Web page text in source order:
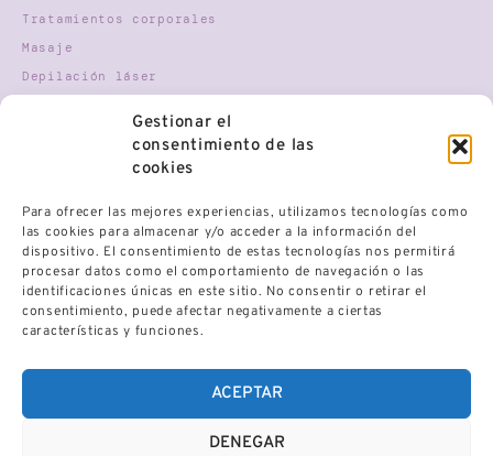
Gestionar el
consentimiento de las
cookies
Para ofrecer las mejores experiencias, utilizamos tecnologías como
las cookies para almacenar y/o acceder a la información del
dispositivo. El consentimiento de estas tecnologías nos permitirá
procesar datos como el comportamiento de navegación o las
identificaciones únicas en este sitio. No consentir o retirar el
consentimiento, puede afectar negativamente a ciertas
características y funciones.
ACEPTAR
DENEGAR
Tratamientos corporales
Masaje
Depilación láser
HORARIO
Lunes 9:30 AM - 21:00 PM
Martes 9:30 AM - 21:00 PM
Miércoles 9:30 AM - 21:00 PM
Jueves 9:30 AM - 21:00 PM
Viernes 9:30 AM - 21:00 PM
Sábado